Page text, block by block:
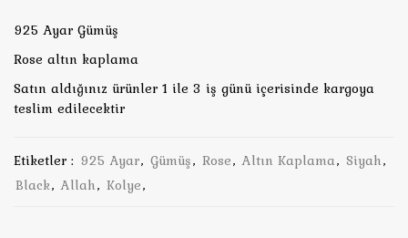
925 Ayar Gümüş
Rose altın kaplama
Satın aldığınız ürünler 1 ile 3 iş günü içerisinde kargoya
teslim edilecektir
Etiketler : 925 Ayar, Gümüş, Rose, Altın Kaplama, Siyah,
Black, Allah, Kolye,